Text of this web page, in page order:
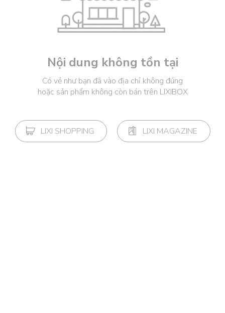
Nội dung không tồn tại
Có vẻ như bạn đã vào địa chỉ không đúng
hoặc sản phẩm không còn bán trên LIXIBOX
LIXI SHOPPING LIXI MAGAZINE